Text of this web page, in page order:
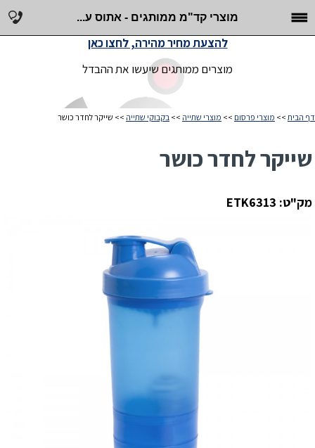
מוצרי קד"מ ממותגים - אתוס ע...
מוצרים ממותגים שיעשו את ההבדל
להצעת מחיר מהירה, לחצו כאן
דף הבית >> מוצרי פרסום >> מוצרי שתייה >> בקבוקי שתייה >> שייקר לחדר כושר
שייקר לחדר כושר
מק"ט: ETK6313